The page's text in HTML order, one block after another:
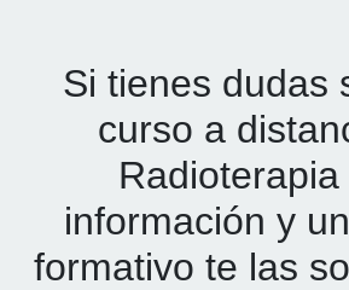
Si tienes dudas
curso a
Radioterapia
información y
formativo te las